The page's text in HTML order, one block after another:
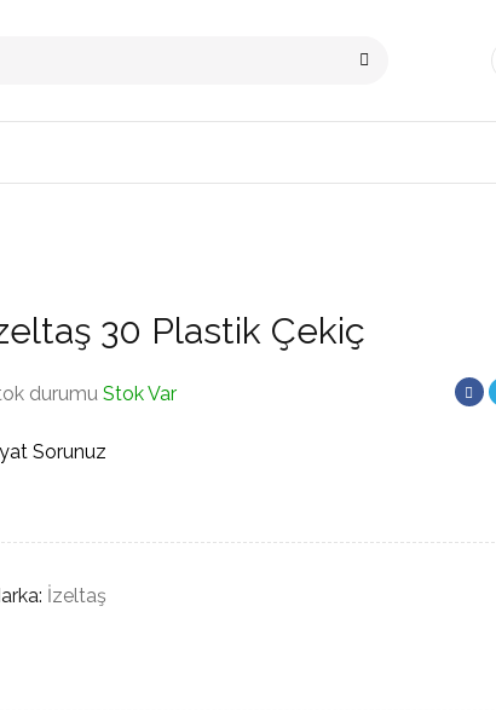
30 Plastik Çekiç
durumu Stok Var
Sorunuz
İzeltaş